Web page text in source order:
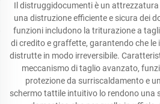
Il distruggidocumenti è un
una distruzione efficiente e sicura dei
funzioni includono la triturazione a
di credito e graffette, garantendo che
distrutte in modo irreversibile.
meccanismo di taglio avanzato,
protezione da surriscaldamento e
schermo tattile intuitivo lo rendono una